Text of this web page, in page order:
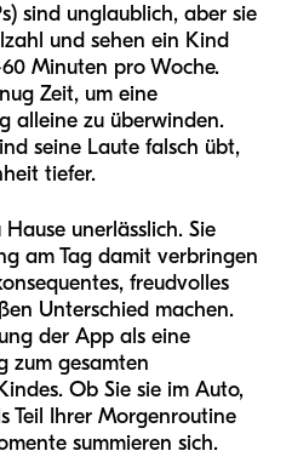
sind unglaublich, aber sie
und sehen ein Kind
Minuten pro Woche.
Zeit, um eine
alleine zu überwinden.
seine Laute falsch übt,
tiefer.
unerlässlich. Sie
am Tag damit verbringen
freudvolles
Unterschied machen.
der App als eine
zum gesamten
Ob Sie sie im Auto,
Teil Ihrer Morgenroutine
summieren sich.